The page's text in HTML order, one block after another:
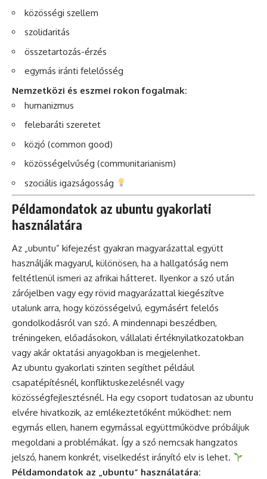
közösségi szellem
szolidaritás
összetartozás-érzés
egymás iránti felelősség
Nemzetközi és eszmei rokon fogalmak:
humanizmus
felebaráti szeretet
közjó (common good)
közösségelvűség (communitarianism)
szociális igazságosság
Példamondatok az ubuntu gyakorlati
használatára
Az „ubuntu” kifejezést gyakran magyarázattal együtt
használják magyarul, különösen, ha a hallgatóság nem
feltétlenül ismeri az afrikai hátteret. Ilyenkor a szó után
zárójelben vagy egy rövid magyarázattal kiegészítve
utalunk arra, hogy közösségelvű, egymásért felelős
gondolkodásról van szó. A mindennapi beszédben,
tréningeken, előadásokon, vállalati értéknyilatkozatokban
vagy akár oktatási anyagokban is megjelenhet.
Az ubuntu gyakorlati szinten segíthet például
csapatépítésnél, konfliktuskezelésnél vagy
közösségfejlesztésnél. Ha egy csoport tudatosan az ubuntu
elvére hivatkozik, az emlékeztetőként működhet: nem
egymás ellen, hanem egymással együttműködve próbáljuk
megoldani a problémákat. Így a szó nemcsak hangzatos
jelszó, hanem konkrét, viselkedést irányító elv is lehet.
Példamondatok az „ubuntu” használatára: